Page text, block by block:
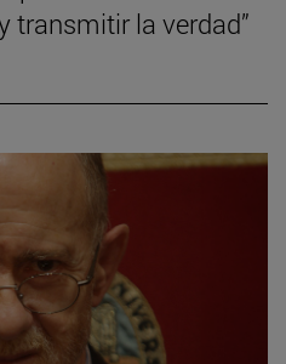
transmitir la verdad”